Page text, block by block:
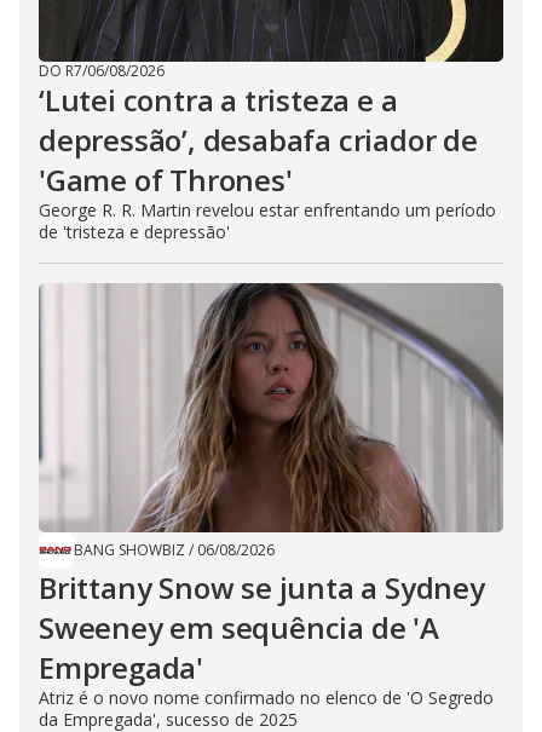
DO R7/06/08/2026
‘Lutei contra a tristeza e a
depressão’, desabafa criador de
'Game of Thrones'
George R. R. Martin revelou estar enfrentando um período
de 'tristeza e depressão'
BANG SHOWBIZ / 06/08/2026
Brittany Snow se junta a Sydney
Sweeney em sequência de ​'A
Empregada​'
Atriz é o novo nome confirmado no elenco de 'O Segredo
da Empregada', sucesso de 2025